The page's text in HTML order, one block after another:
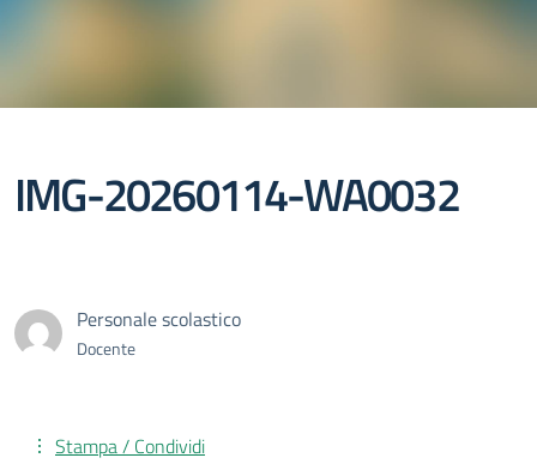
IMG-20260114-WA0032
Personale scolastico
Docente
Stampa / Condividi